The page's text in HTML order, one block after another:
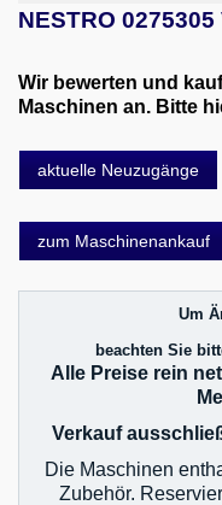
NESTRO
VENTILATOR
Brikettpresse &
CNC
Fräsmaschinen
Grill und Barbecue
Hobelmaschinen
Kaffeemaschinen
NESTRO
Wir bewerten und
Maschinen an. Bitte
aktuelle Neuzugänge
zum Maschinenankauf
Um
beachten Sie
Alle Preise rein
Verkauf
Die Maschinen
Zubehör.